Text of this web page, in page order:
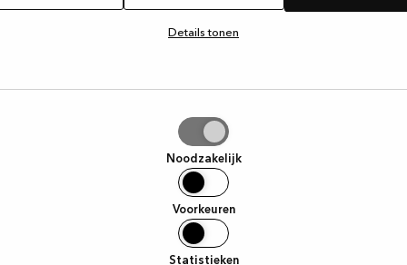
Details tonen
Noodzakelijk
Voorkeuren
Statistieken